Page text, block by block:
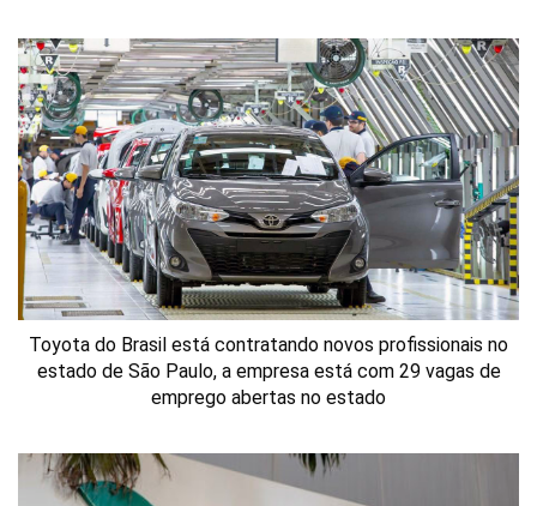
Toyota do Brasil está contratando novos profissionais no
estado de São Paulo, a empresa está com 29 vagas de
emprego abertas no estado